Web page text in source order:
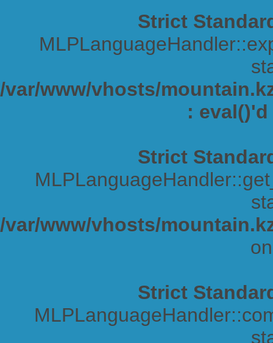
Strict
/var/www/vhosts/
:
Strict
/var/www/vhosts/
Strict